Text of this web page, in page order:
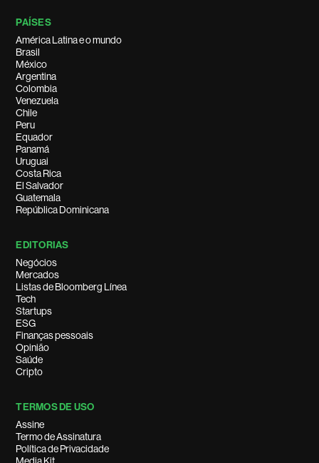
PAÍSES
América Latina e o mundo
Brasil
México
Argentina
Colombia
Venezuela
Chile
Peru
Equador
Panamá
Uruguai
Costa Rica
El Salvador
Guatemala
República Dominicana
EDITORIAS
Negócios
Mercados
Listas de Bloomberg Línea
Tech
Startups
ESG
Finanças pessoais
Opinião
Saúde
Cripto
TERMOS DE USO
Assine
Termo de Assinatura
Política de Privacidade